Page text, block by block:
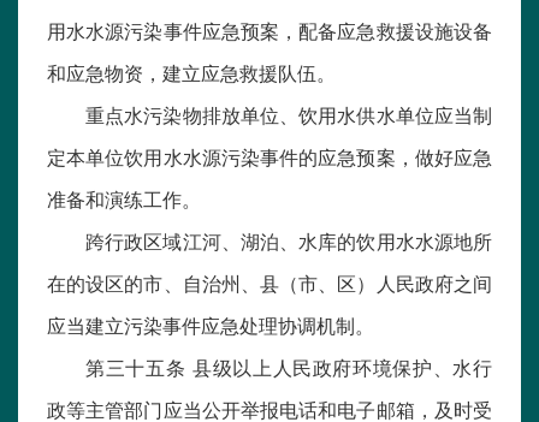
用水水源污染事件应急预案，配备应急救援设施设备
和应急物资，建立应急救援队伍。
重点水污染物排放单位、饮用水供水单位应当制
定本单位饮用水水源污染事件的应急预案，做好应急
准备和演练工作。
跨行政区域江河、湖泊、水库的饮用水水源地所
在的设区的市、自治州、县（市、区）人民政府之间
应当建立污染事件应急处理协调机制。
第三十五条 县级以上人民政府环境保护、水行
政等主管部门应当公开举报电话和电子邮箱，及时受